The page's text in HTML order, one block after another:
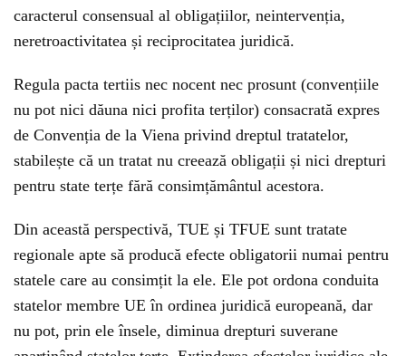
caracterul consensual al obligațiilor, neintervenția,
neretroactivitatea și reciprocitatea juridică.
Regula pacta tertiis nec nocent nec prosunt (convențiile
nu pot nici dăuna nici profita terților) consacrată expres
de Convenția de la Viena privind dreptul tratatelor,
stabilește că un tratat nu creează obligații și nici drepturi
pentru state terțe fără consimțământul acestora.
Din această perspectivă, TUE și TFUE sunt tratate
regionale apte să producă efecte obligatorii numai pentru
statele care au consimțit la ele. Ele pot ordona conduita
statelor membre UE în ordinea juridică europeană, dar
nu pot, prin ele însele, diminua drepturi suverane